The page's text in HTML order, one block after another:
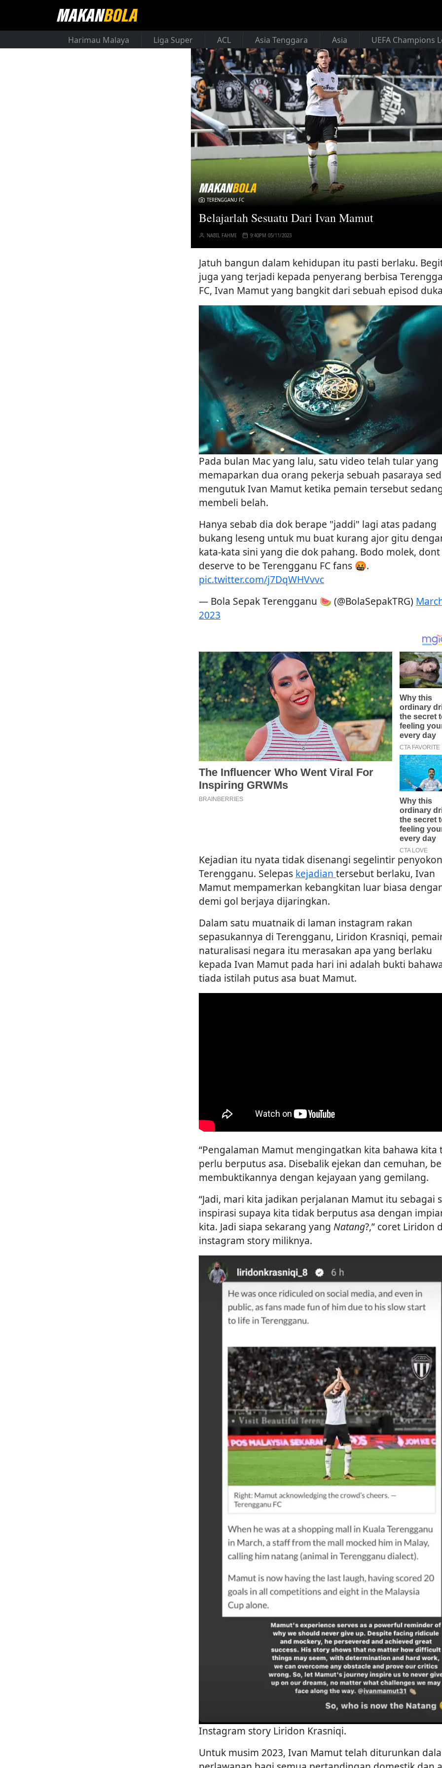
Harimau Malaya Liga Super ACL Asia Tenggara Asia UEFA Champions
TERENGGANU FC
Belajarlah Sesuatu Dari Ivan Mamut
NABIL FAHMI 9:40PM 05/11/2023
Jatuh bangun dalam kehidupan itu pasti berlaku.
juga yang terjadi kepada penyerang berbisa
FC, Ivan Mamut yang bangkit dari sebuah episod
Pada bulan Mac yang lalu, satu video telah tular yang
memaparkan dua orang pekerja sebuah pasaraya
mengutuk Ivan Mamut ketika pemain tersebut
membeli belah.
Hanya sebab dia dok berape "jaddi" lagi atas padang
bukang leseng untuk mu buat kurang ajor gitu
kata-kata sini yang die dok pahang. Bodo molek, dont
deserve to be Terengganu FC fans 🤬.
pic.twitter.com/j7DqWHVvvc
— Bola Sepak Terengganu 🍉 (@BolaSepakTRG)
2023
Kejadian itu nyata tidak disenangi segelintir
Terengganu. Selepas kejadian tersebut berlaku, Ivan
Mamut mempamerkan kebangkitan luar biasa
demi gol berjaya dijaringkan.
Dalam satu muatnaik di laman instagram rakan
sepasukannya di Terengganu, Liridon Krasniqi,
naturalisasi negara itu merasakan apa yang berlaku
kepada Ivan Mamut pada hari ini adalah bukti
tiada istilah putus asa buat Mamut.
“Pengalaman Mamut mengingatkan kita bahawa kita
perlu berputus asa. Disebalik ejekan dan cemuhan,
membuktikannya dengan kejayaan yang gemilang.
“Jadi, mari kita jadikan perjalanan Mamut itu sebagai
inspirasi supaya kita tidak berputus asa dengan
kita. Jadi siapa sekarang yang Natang?,” coret Liridon
instagram story miliknya.
Instagram story Liridon Krasniqi.
Untuk musim 2023, Ivan Mamut telah diturunkan